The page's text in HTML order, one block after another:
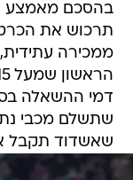
בהסכם מאמצע
ממכירה
שתשלם מכבי
שאשדוד תקבל